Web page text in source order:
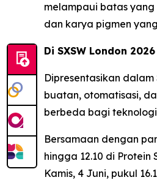
melampaui batas
dan karya pigmen
Di SXSW London 2026
Dipresentasikan dalam
buatan, otomatisasi,
berbeda bagi
Bersamaan dengan
hingga 12.10 di
Kamis, 4 Juni, pukul